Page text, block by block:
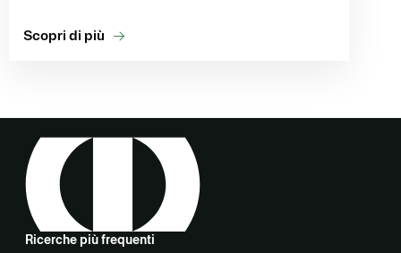
Scopri di più
Ricerche più frequenti